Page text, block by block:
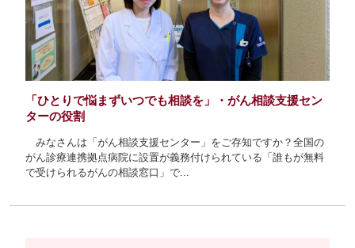
「ひとりで悩まずいつでも相談を」・がん相談支援セン
ターの役割
みなさんは「がん相談支援センター」をご存知ですか？全国の
がん診療連携拠点病院に設置が義務付けられている「誰もが無料
で受けられるがんの相談窓口」で...